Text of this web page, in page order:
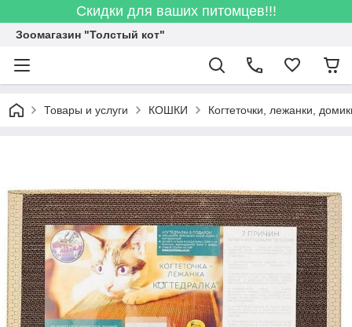
Скидки для ваших питомцев!!!
Зоомагазин "Толстый кот"
Товары и услуги КОШКИ Когтеточки, лежанки,